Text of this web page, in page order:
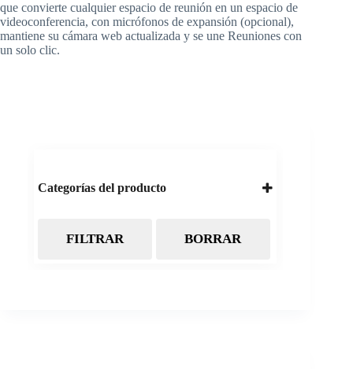
que convierte cualquier espacio de reunión en un espacio de
videoconferencia, con micrófonos de expansión (opcional),
mantiene su cámara web actualizada y se une Reuniones con
un solo clic.
Categorías del producto
Almacenamiento
FILTRAR BORRAR